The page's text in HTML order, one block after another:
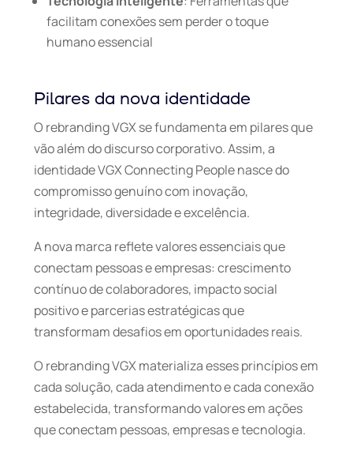
facilitam conexões sem perder o toque
humano essencial
Pilares da nova identidade
O rebranding VGX se fundamenta em pilares que
vão além do discurso corporativo. Assim, a
identidade VGX Connecting People nasce do
compromisso genuíno com inovação,
integridade, diversidade e excelência.
A nova marca reflete valores essenciais que
conectam pessoas e empresas: crescimento
contínuo de colaboradores, impacto social
positivo e parcerias estratégicas que
transformam desafios em oportunidades reais.
O rebranding VGX materializa esses princípios em
cada solução, cada atendimento e cada conexão
estabelecida, transformando valores em ações
que conectam pessoas, empresas e tecnologia.